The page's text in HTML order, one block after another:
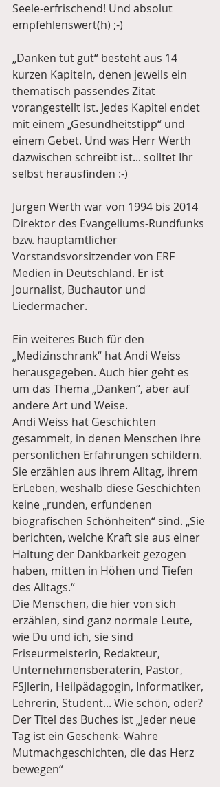
Seele-erfrischend! Und absolut
empfehlenswert(h) ;-)
„Danken tut gut“ besteht aus 14
kurzen Kapiteln, denen jeweils ein
thematisch passendes Zitat
vorangestellt ist. Jedes Kapitel endet
mit einem „Gesundheitstipp“ und
einem Gebet. Und was Herr Werth
dazwischen schreibt ist... solltet Ihr
selbst herausfinden :-)
Jürgen Werth war von 1994 bis 2014
Direktor des Evangeliums-Rundfunks
bzw. hauptamtlicher
Vorstandsvorsitzender von ERF
Medien in Deutschland. Er ist
Journalist, Buchautor und
Liedermacher.
Ein weiteres Buch für den
„Medizinschrank“ hat Andi Weiss
herausgegeben. Auch hier geht es
um das Thema „Danken“, aber auf
andere Art und Weise.
Andi Weiss hat Geschichten
gesammelt, in denen Menschen ihre
persönlichen Erfahrungen schildern.
Sie erzählen aus ihrem Alltag, ihrem
ErLeben, weshalb diese Geschichten
keine „runden, erfundenen
biografischen Schönheiten“ sind. „Sie
berichten, welche Kraft sie aus einer
Haltung der Dankbarkeit gezogen
haben, mitten in Höhen und Tiefen
des Alltags.“
Die Menschen, die hier von sich
erzählen, sind ganz normale Leute,
wie Du und ich, sie sind
Friseurmeisterin, Redakteur,
Unternehmensberaterin, Pastor,
FSJlerin, Heilpädagogin, Informatiker,
Lehrerin, Student... Wie schön, oder?
Der Titel des Buches ist „Jeder neue
Tag ist ein Geschenk- Wahre
Mutmachgeschichten, die das Herz
bewegen“